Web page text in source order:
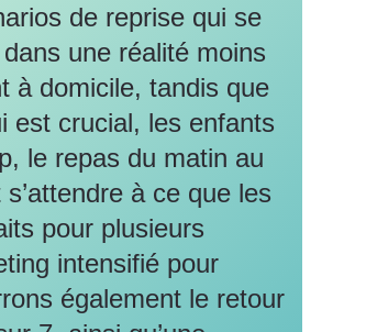
de reprise qui se
une réalité moins
à domicile, tandis que
est crucial, les enfants
le repas du matin au
à ce que les
pour plusieurs
intensifié pour
également le retour